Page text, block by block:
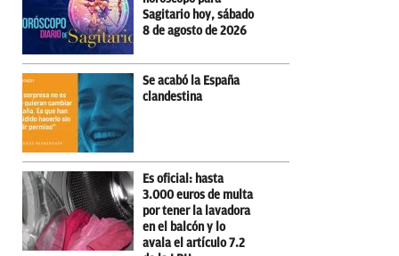
Sagitario hoy, sábado
8 de agosto de 2026
Se acabó la España
clandestina
Es oficial: hasta
3.000 euros de multa
por tener la lavadora
en el balcón y lo
avala el artículo 7.2